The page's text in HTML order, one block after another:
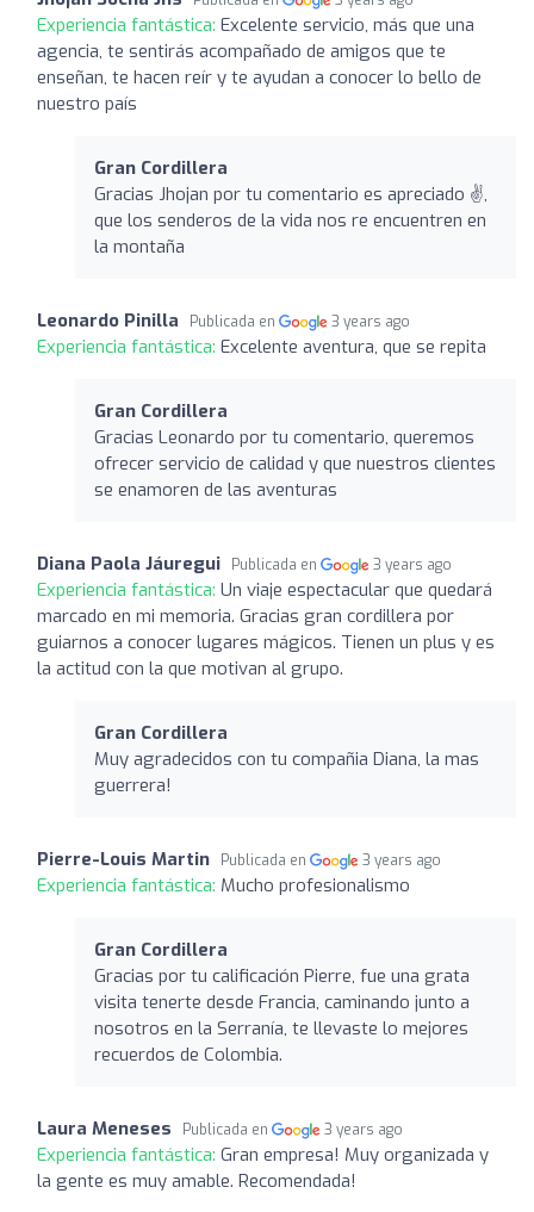
Experiencia fantástica: Excelente servicio, más que una
agencia, te sentirás acompañado de amigos que te
enseñan, te hacen reír y te ayudan a conocer lo bello de
nuestro país
Gran Cordillera
Gracias Jhojan por tu comentario es apreciado ✌,
que los senderos de la vida nos re encuentren en
la montaña
Leonardo Pinilla Publicada en 3 years ago
Experiencia fantástica: Excelente aventura, que se repita
Gran Cordillera
Gracias Leonardo por tu comentario, queremos
ofrecer servicio de calidad y que nuestros clientes
se enamoren de las aventuras
Diana Paola Jáuregui Publicada en 3 years ago
Experiencia fantástica: Un viaje espectacular que quedará
marcado en mi memoria. Gracias gran cordillera por
guiarnos a conocer lugares mágicos. Tienen un plus y es
la actitud con la que motivan al grupo.
Gran Cordillera
Muy agradecidos con tu compañia Diana, la mas
guerrera!
Pierre-Louis Martin Publicada en 3 years ago
Experiencia fantástica: Mucho profesionalismo
Gran Cordillera
Gracias por tu calificación Pierre, fue una grata
visita tenerte desde Francia, caminando junto a
nosotros en la Serranía, te llevaste lo mejores
recuerdos de Colombia.
Laura Meneses Publicada en 3 years ago
Experiencia fantástica: Gran empresa! Muy organizada y
la gente es muy amable. Recomendada!